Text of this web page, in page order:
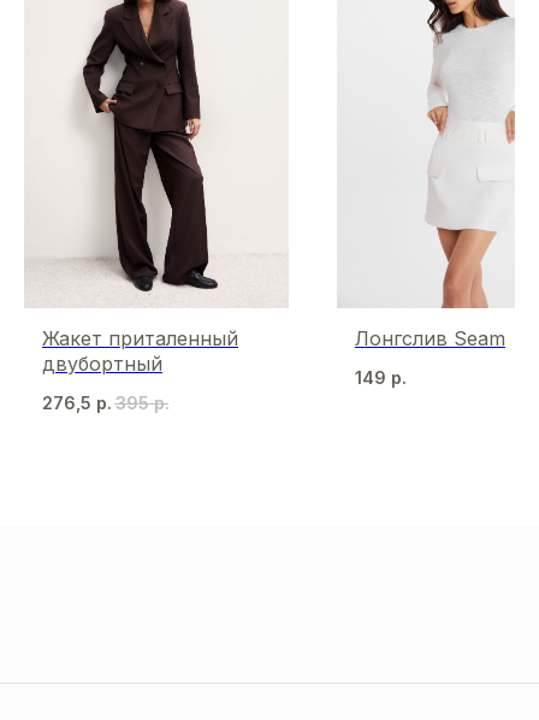
Жакет приталенный
двубортный
276,5 р. 395 р.
Лонгслив Seam
149 р.